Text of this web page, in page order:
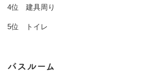
4位 建具周り
5位 トイレ
バスルーム